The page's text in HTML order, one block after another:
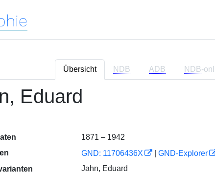
Übersicht NDB ADB NDB-
Eduard
1871 – 1942
GND: 11706436X GND-Explorer
Jahn, Eduard